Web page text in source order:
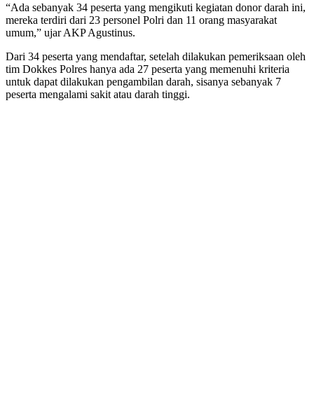
“Ada sebanyak 34 peserta yang mengikuti kegiatan donor darah ini,
mereka terdiri dari 23 personel Polri dan 11 orang masyarakat
umum,” ujar AKP Agustinus.
Dari 34 peserta yang mendaftar, setelah dilakukan pemeriksaan oleh
tim Dokkes Polres hanya ada 27 peserta yang memenuhi kriteria
untuk dapat dilakukan pengambilan darah, sisanya sebanyak 7
peserta mengalami sakit atau darah tinggi.